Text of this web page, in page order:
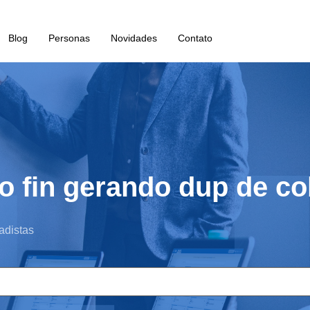
Blog Personas Novidades Contato
fin gerando dup de